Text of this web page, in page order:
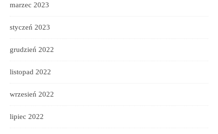
marzec 2023
styczeń 2023
grudzień 2022
listopad 2022
wrzesień 2022
lipiec 2022